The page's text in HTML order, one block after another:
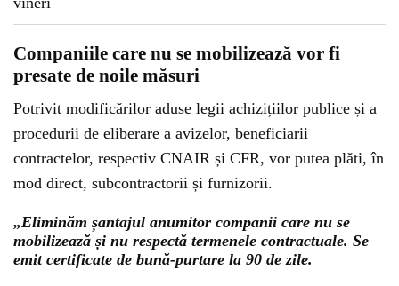
Companiile care nu se mobilizează vor fi
presate de noile măsuri
Potrivit modificărilor aduse legii achizițiilor publice și a
procedurii de eliberare a avizelor, beneficiarii
contractelor, respectiv CNAIR și CFR, vor putea plăti, în
mod direct, subcontractorii și furnizorii.
„Eliminăm șantajul anumitor companii care nu se
mobilizează și nu respectă termenele contractuale. Se
emit certificate de bună-purtare la 90 de zile.